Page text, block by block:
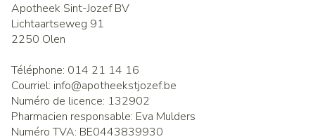
Apotheek Sint-Jozef BV
Lichtaartseweg 91
2250 Olen
Téléphone: 014 21 14 16
Courriel: info@apotheekstjozef.be
Numéro de licence: 132902
Pharmacien responsable: Eva Mulders
Numéro TVA: BE0443839930